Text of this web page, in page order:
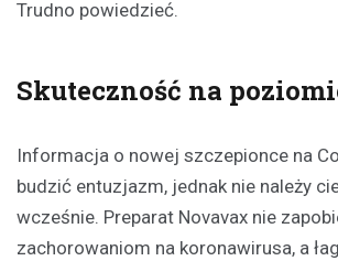
Trudno powiedzieć.
Skuteczność na
Informacja o nowej szczepionce na
budzić entuzjazm, jednak nie należy
wcześnie. Preparat Novavax nie
zachorowaniom na koronawirusa, a